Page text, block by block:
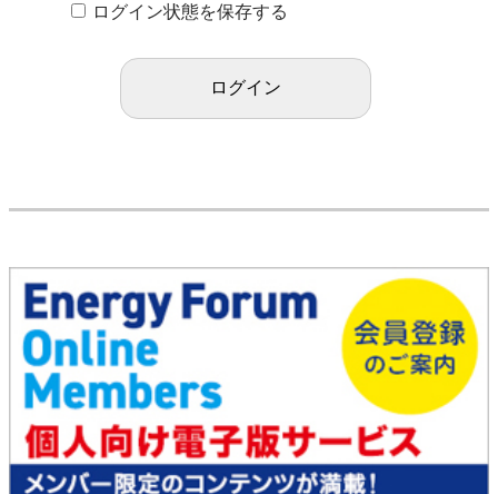
ログイン状態を保存する